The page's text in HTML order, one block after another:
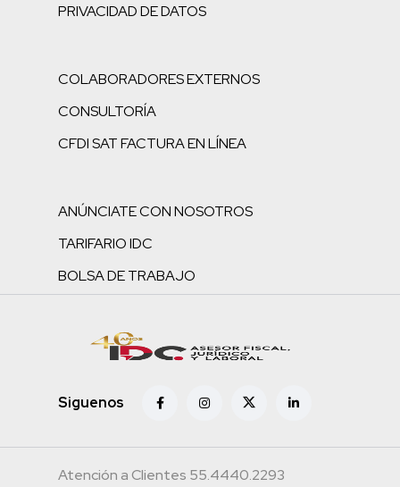
PRIVACIDAD DE DATOS
COLABORADORES EXTERNOS
CONSULTORÍA
CFDI SAT FACTURA EN LÍNEA
ANÚNCIATE CON NOSOTROS
TARIFARIO IDC
BOLSA DE TRABAJO
Siguenos
Atención a Clientes 55.4440.2293